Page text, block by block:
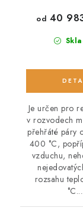
od 40
Je určen pro
v rozvodech
přehřáté páry
400 °C,
vzduchu,
rozsahu
°C....